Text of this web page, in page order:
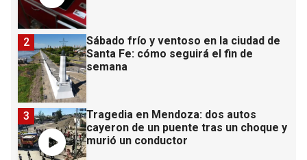
Sábado frío y ventoso en la ciudad de
Santa Fe: cómo seguirá el fin de
semana
2
Tragedia en Mendoza: dos autos
cayeron de un puente tras un choque y
murió un conductor
3